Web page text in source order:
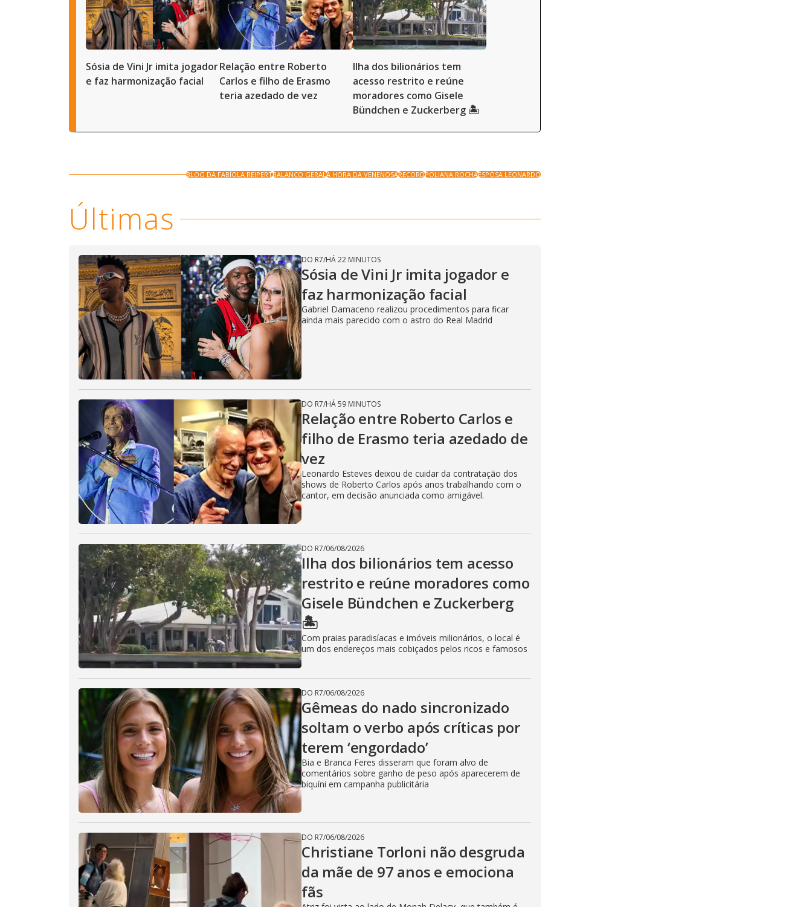
Sósia de Vini Jr imita jogador
e faz harmonização facial
Relação entre Roberto
Carlos e filho de Erasmo
teria azedado de vez
Ilha dos bilionários tem
acesso restrito e reúne
moradores como Gisele
Bündchen e Zuckerberg 🏝️
BLOG DA FABÍOLA REIPERTBALANCO GERALA HORA DA VENENOSARECORDPOLIANA ROCHAESPOSA LEONARDO
Últimas
DO R7/HÁ 22 MINUTOS
Sósia de Vini Jr imita jogador e
faz harmonização facial
Gabriel Damaceno realizou procedimentos para ficar
ainda mais parecido com o astro do Real Madrid
DO R7/HÁ 59 MINUTOS
Relação entre Roberto Carlos e
filho de Erasmo teria azedado de
vez
Leonardo Esteves deixou de cuidar da contratação dos
shows de Roberto Carlos após anos trabalhando com o
cantor, em decisão anunciada como amigável.
DO R7/06/08/2026
Ilha dos bilionários tem acesso
restrito e reúne moradores como
Gisele Bündchen e Zuckerberg
🏝️
Com praias paradisíacas e imóveis milionários, o local é
um dos endereços mais cobiçados pelos ricos e famosos
DO R7/06/08/2026
Gêmeas do nado sincronizado
soltam o verbo após críticas por
terem ‘engordado’
Bia e Branca Feres disseram que foram alvo de
comentários sobre ganho de peso após aparecerem de
biquíni em campanha publicitária
DO R7/06/08/2026
Christiane Torloni não desgruda
da mãe de 97 anos e emociona
fãs